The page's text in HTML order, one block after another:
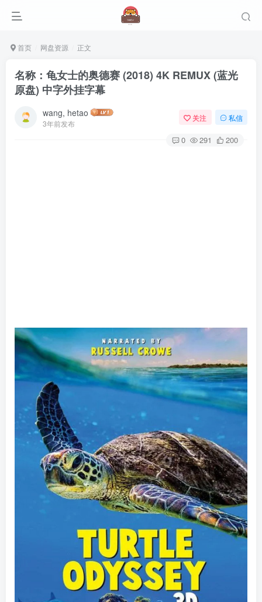
首页 网盘资源 正文
名称：龟女士的奥德赛 (2018) 4K REMUX (蓝光
原盘) 中字外挂字幕
wang, hetao
3年前发布
关注 私信
0 291 200